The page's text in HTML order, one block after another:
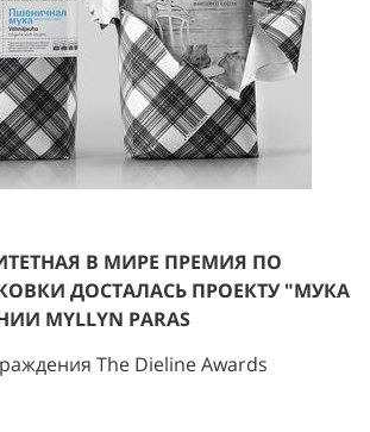
В МИРЕ ПРЕМИЯ ПО
ДОСТАЛАСЬ ПРОЕКТУ "МУКА
MYLLYN PARAS
The Dieline Awards